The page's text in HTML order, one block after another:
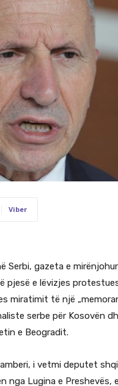
Viber
Serbi, gazeta e
pjesë e lëvizjes
miratimit të një
serbe për Kosovën
e Beogradit.
i vetmi deputet
nga Lugina e Preshevës,